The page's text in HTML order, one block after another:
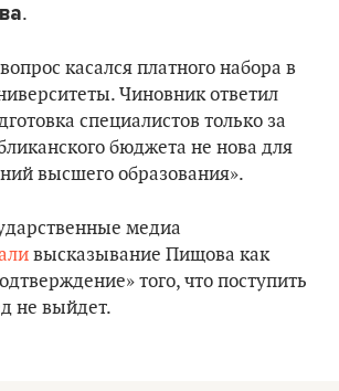
.
касался платного набора в
Чиновник ответил
специалистов только за
бюджета не нова для
высшего образования».
медиа
высказывание Пищова как
того, что поступить
не выйдет.